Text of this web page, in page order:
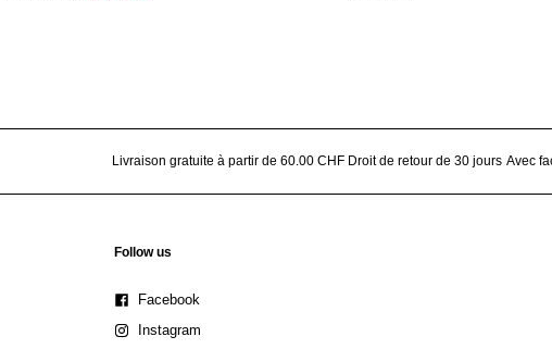
Livraison gratuite à partir de 60.00 CHF Droit de retour de 30 jours Avec
Follow us
Facebook
Instagram